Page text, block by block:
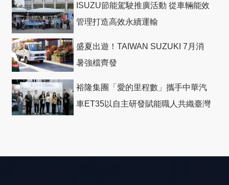
ISUZU節能駕駛推廣活動 從車輛能效
管理打造高效永續運輸
盛夏出遊！TAIWAN SUZUKI 7月消
暑強檔齊發
裕隆集團「愛的里程數」攜手中華汽
車ET35以自主研發賦能職人共織臺灣